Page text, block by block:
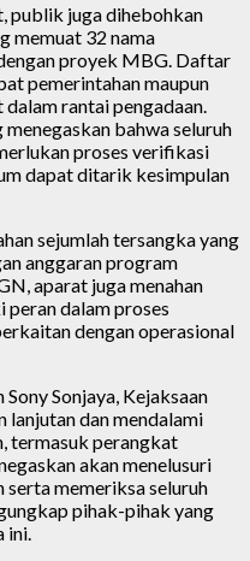
publik juga dihebohkan
memuat 32 nama
proyek MBG. Daftar
pemerintahan maupun
rantai pengadaan.
bahwa seluruh
proses verifikasi
dapat ditarik kesimpulan
sejumlah tersangka yang
anggaran program
aparat juga menahan
dalam proses
dengan operasional
Sonjaya, Kejaksaan
lanjutan dan mendalami
termasuk perangkat
akan menelusuri
memeriksa seluruh
pihak-pihak yang
ini.